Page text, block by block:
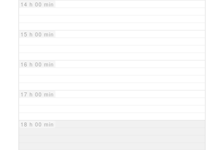
14 h 00 min
15 h 00 min
16 h 00 min
17 h 00 min
18 h 00 min